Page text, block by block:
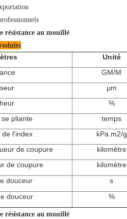
résistance au mouillé
Unité
GM/M
µm
%
pliante
temps
de l'index
kPa.m2/g
de coupure
kilomètre
de coupure
kilomètre
douceur
s
douceur
%
résistance au mouillé